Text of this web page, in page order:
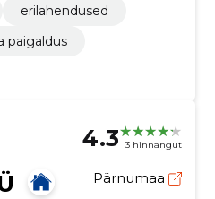
erilahendused
paigaldus
4.3 3 hinnangut
Pärnumaa